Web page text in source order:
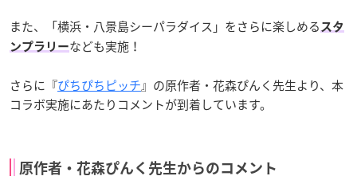
また、「横浜・八景島シーパラダイス」をさらに楽しめる スタ
ンプラリーなども実施！
さらに『ぴちぴちピッチ』の原作者・花森ぴんく先生より、本
コラボ実施にあたりコメントが到着しています。
原作者・花森ぴんく先生からのコメント